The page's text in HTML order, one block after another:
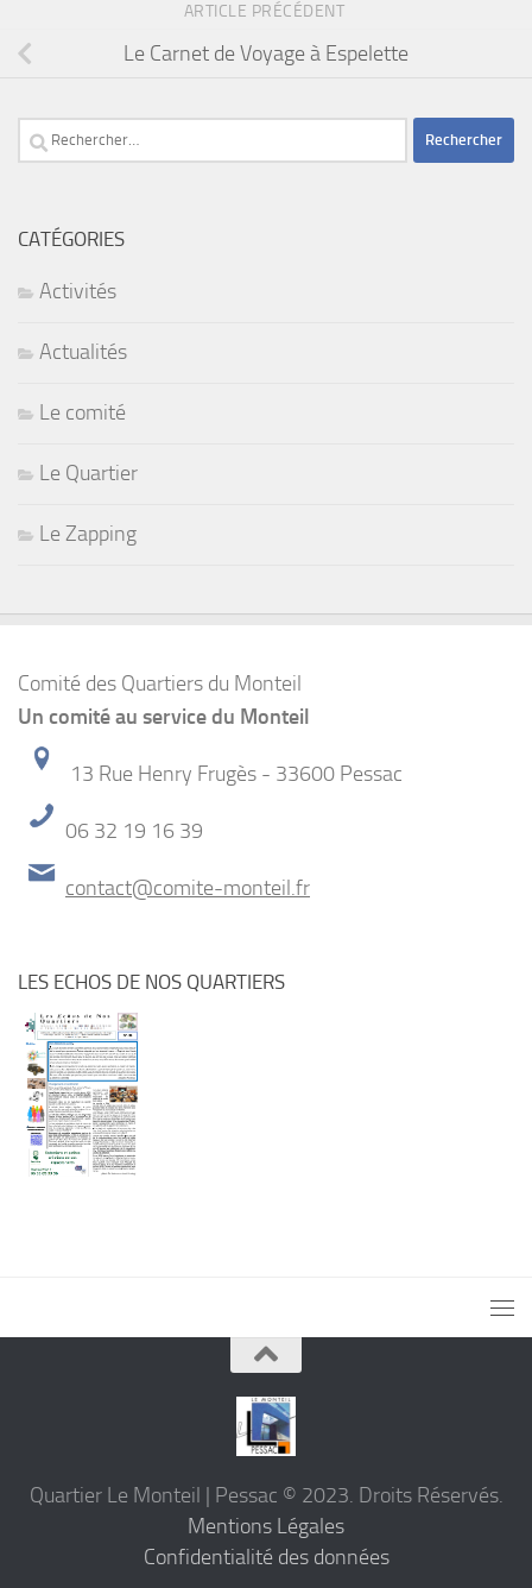
ARTICLE PRÉCÉDENT
Le Carnet de Voyage à Espelette
Rechercher :
CATÉGORIES
Activités
Actualités
Le comité
Le Quartier
Le Zapping
Comité des Quartiers du Monteil
Un comité au service du Monteil
13 Rue Henry Frugès - 33600 Pessac
06 32 19 16 39
contact@comite-monteil.fr
LES ECHOS DE NOS QUARTIERS
Quartier Le Monteil | Pessac © 2023. Droits Réservés.
Mentions Légales
Confidentialité des données